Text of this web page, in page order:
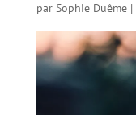
par Sophie Duême|